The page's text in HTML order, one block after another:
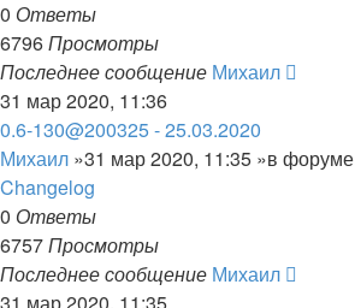
0 Ответы
6796Просмотры
Последнее сообщение Михаил
31 мар 2020, 11:36
0.6-130@200325 - 25.03.2020
Михаил »31 мар 2020, 11:35 »в форуме
Changelog
0 Ответы
6757Просмотры
Последнее сообщение Михаил